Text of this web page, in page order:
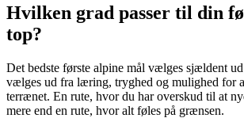
Hvilken grad passer til din
top?
Det bedste første alpine mål vælges sjældent
vælges ud fra læring, tryghed og mulighed for
terrænet. En rute, hvor du har overskud til at
mere end en rute, hvor alt føles på grænsen.